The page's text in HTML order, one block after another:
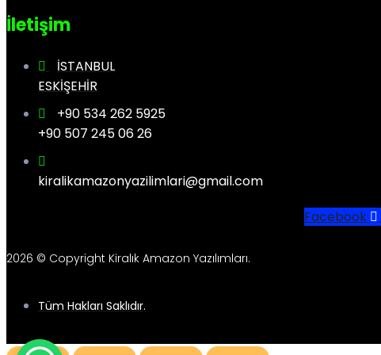
İletişim
İSTANBUL
ESKİŞEHİR
+90 534 262 5925
+90 507 245 06 26
kiralikamazonyazilimlari@gmail.com
Facebook
2026 © Copyright Kiralık Amazon Yazılımları.
Tüm Hakları Saklıdır.